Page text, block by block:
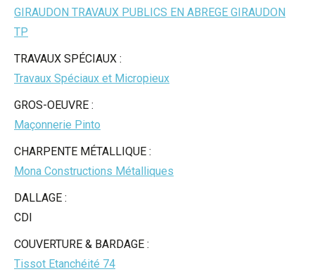
GIRAUDON TRAVAUX PUBLICS EN ABREGE GIRAUDON
TP
TRAVAUX SPÉCIAUX :
Travaux Spéciaux et Micropieux
GROS-OEUVRE :
Maçonnerie Pinto
CHARPENTE MÉTALLIQUE :
Mona Constructions Métalliques
DALLAGE :
CDI
COUVERTURE & BARDAGE :
Tissot Etanchéité 74